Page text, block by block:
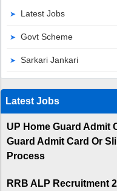
Latest Jobs
Govt Scheme
Sarkari Jankari
Latest Jobs
UP Home Guard Admit
Guard Admit Card Or
Process
RRB ALP Recruitment